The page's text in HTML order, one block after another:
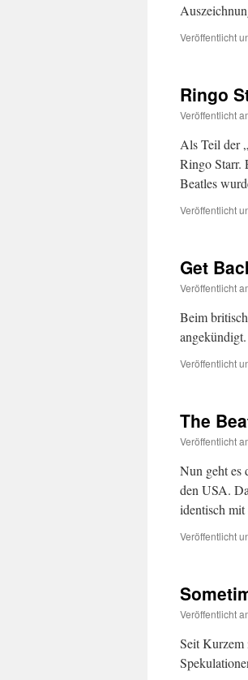
Veröffentlicht
Ringo
Veröffentlicht
Als Teil der
Ringo Starr.
Beatles
Veröffentlicht
Get
Veröffentlicht
Beim
Veröffentlicht
The
Veröffentlicht
Nun geht es
den USA.
identisch
Veröffentlicht
Veröffentlicht
Seit Kurzem